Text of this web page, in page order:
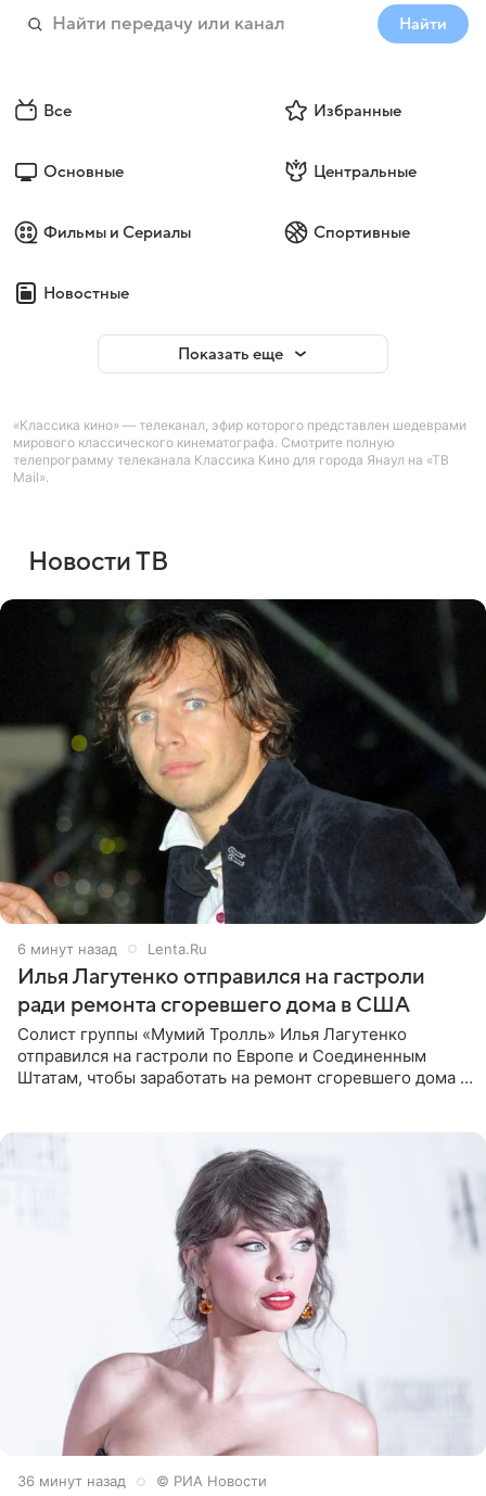
Найти
Все Избранные
Основные Центральные
Фильмы и Сериалы Спортивные
Новостные
Показать еще
«Классика кино» — телеканал, эфир которого представлен шедеврами
мирового классического кинематографа. Смотрите полную
телепрограмму телеканала Классика Кино для города Янаул на «ТВ
Mail».
Новости ТВ
6 минут назад Lenta.Ru
Илья Лагутенко отправился на гастроли
ради ремонта сгоревшего дома в США
Солист группы «Мумий Тролль» Илья Лагутенко
отправился на гастроли по Европе и Соединенным
Штатам, чтобы заработать на ремонт сгоревшего дома в
36 минут назад © РИА Новости